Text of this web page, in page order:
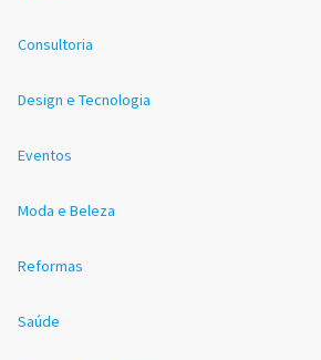
Consultoria
Design e Tecnologia
Eventos
Moda e Beleza
Reformas
Saúde